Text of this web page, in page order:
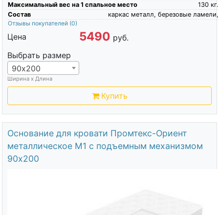
Максимальный вес на 1 спальное место
кг.
130
Состав
каркас металл, березовые ламели,
Отзывы покупателей (0)
Цена 5490 руб.
Выбрать размер
90х200
Ширина х Длина
Купить
Основание для кровати Промтекс-Ориент
металлическое М1 с подъемным механизмом
90х200